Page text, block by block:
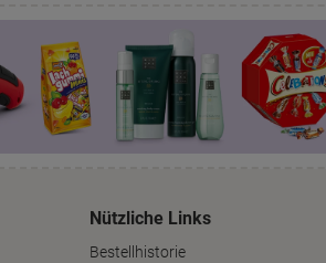
Nützliche Links
Bestellhistorie